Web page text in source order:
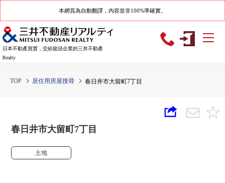
本網頁為自動翻譯，內容並非100%準確實。
日本不動產買賣，交給龍頭企業的三井不動產
Realty
TOP 居住用房屋搜尋 春日井市大留町7丁目
春日井市大留町7丁目
土地